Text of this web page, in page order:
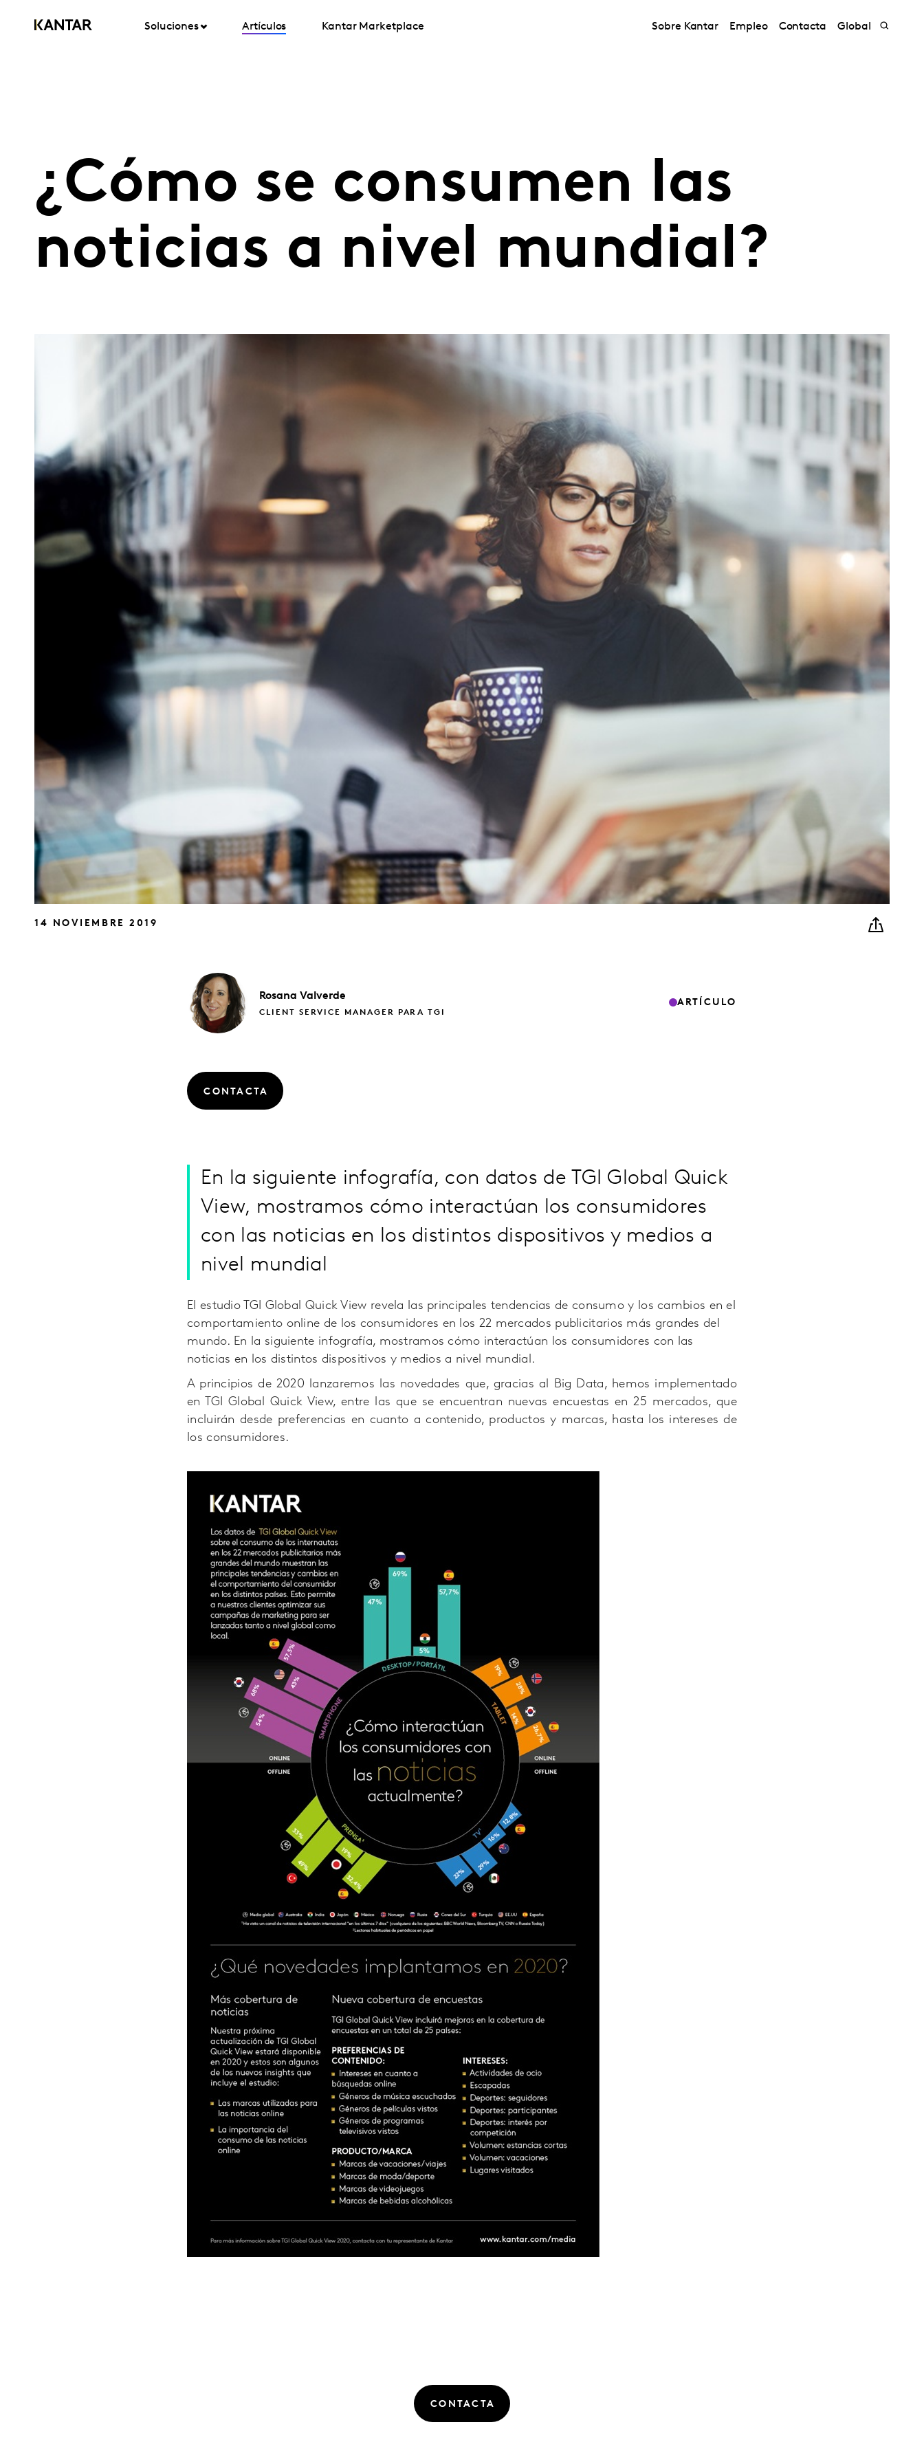
Soluciones Artículos Kantar Marketplace Sobre Kantar Empleo Contacta Global
¿Cómo se consumen las
noticias a nivel mundial?
14 NOVIEMBRE 2019
Rosana Valverde
CLIENT SERVICE MANAGER PARA TGI
ARTÍCULO
CONTACTA
En la siguiente infografía, con datos de TGI Global Quick
View, mostramos cómo interactúan los consumidores
con las noticias en los distintos dispositivos y medios a
nivel mundial
El estudio TGI Global Quick View revela las principales tendencias de consumo y los cambios en el
comportamiento online de los consumidores en los 22 mercados publicitarios más grandes del
mundo. En la siguiente infografía, mostramos cómo interactúan los consumidores con las
noticias en los distintos dispositivos y medios a nivel mundial.
A principios de 2020 lanzaremos las novedades que, gracias al Big Data, hemos implementado
en TGI Global Quick View, entre las que se encuentran nuevas encuestas en 25 mercados, que
incluirán desde preferencias en cuanto a contenido, productos y marcas, hasta los intereses de
los consumidores.
CONTACTA